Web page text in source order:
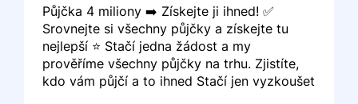
Půjčka 4 miliony ➡️ Získejte ji ihned! ✅
Srovnejte si všechny půjčky a získejte tu
nejlepší ⭐ Stačí jedna žádost a my
prověříme všechny půjčky na trhu. Zjistíte,
kdo vám půjčí a to ihned Stačí jen vyzkoušet